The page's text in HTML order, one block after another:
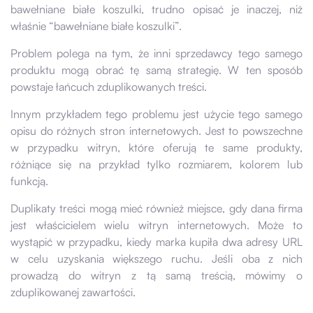
bawełniane białe koszulki, trudno opisać je inaczej, niż
właśnie “bawełniane białe koszulki”.
Problem polega na tym, że inni sprzedawcy tego samego
produktu mogą obrać tę samą strategię. W ten sposób
powstaje łańcuch zduplikowanych treści.
Innym przykładem tego problemu jest użycie tego samego
opisu do różnych stron internetowych. Jest to powszechne
w przypadku witryn, które oferują te same produkty,
różniące się na przykład tylko rozmiarem, kolorem lub
funkcją.
Duplikaty treści mogą mieć również miejsce, gdy dana firma
jest właścicielem wielu witryn internetowych. Może to
wystąpić w przypadku, kiedy marka kupiła dwa adresy URL
w celu uzyskania większego ruchu. Jeśli oba z nich
prowadzą do witryn z tą samą treścią, mówimy o
zduplikowanej zawartości.